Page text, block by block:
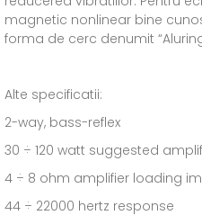
magnetic nonlinear bine
forma de cerc denumit
Alte specificatii:
2-way, bass-reflex
30 ÷ 120 watt suggested
4 ÷ 8 ohm amplifier loading
44 ÷ 22000 hertz response